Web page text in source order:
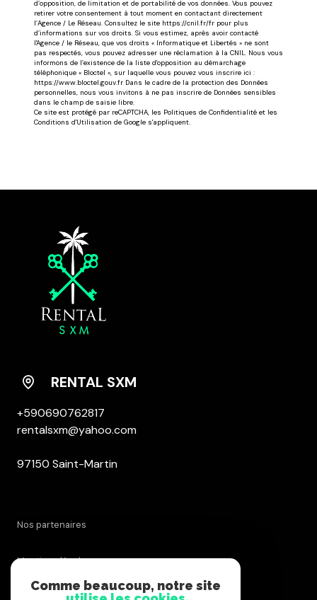
d’opposition, de limitation et de portabilité de vos données. Vous pouvez
retirer votre consentement à tout moment en contactant directement
l’Agence / Le Réseau. Consultez le site https://cnil.fr/fr pour plus
d’informations sur vos droits. Si vous estimez, après avoir contacté
l'Agence / le Réseau, que vos droits « Informatique et Libertés » ne sont
pas respectés, vous pouvez adresser une réclamation à la CNIL. Nous vous
informons de l’existence de la liste d'opposition au démarchage
téléphonique « Bloctel », sur laquelle vous pouvez vous inscrire ici :
https://www.bloctel.gouv.fr Dans le cadre de la protection des Données
personnelles, nous vous invitons à ne pas inscrire de Données sensibles
dans le champ de saisie libre.
Ce site est protégé par reCAPTCHA, les Politiques de Confidentialité et les
Conditions d'Utilisation de Google s'appliquent.
RENTAL SXM
+590690762817
rentalsxm@yahoo.com
97150 Saint-Martin
nos partenaires
mentions légales
Comme beaucoup, notre site